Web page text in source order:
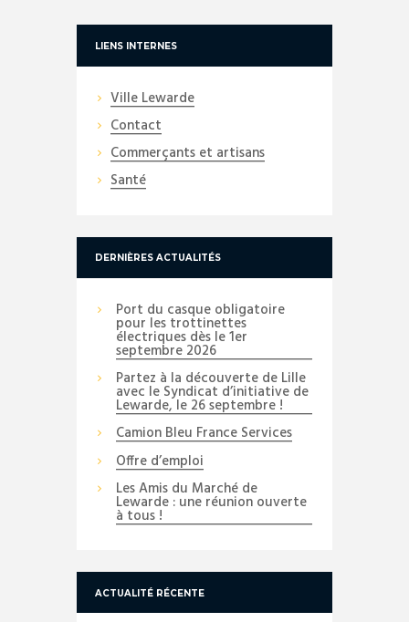
LIENS INTERNES
Ville Lewarde
Contact
Commerçants et artisans
Santé
DERNIÈRES ACTUALITÉS
Port du casque obligatoire
pour les trottinettes
électriques dès le 1er
septembre 2026
Partez à la découverte de Lille
avec le Syndicat d’initiative de
Lewarde, le 26 septembre !
Camion Bleu France Services
Offre d’emploi
Les Amis du Marché de
Lewarde : une réunion ouverte
à tous !
ACTUALITÉ RÉCENTE